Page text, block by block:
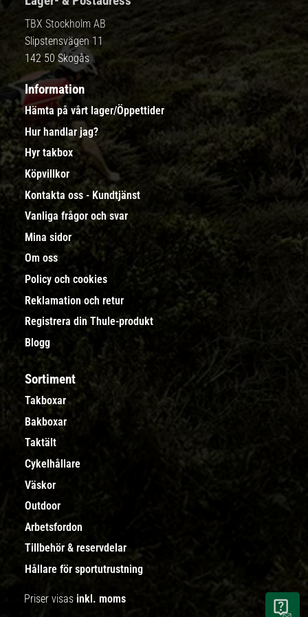
TBX Stockholm AB
Slipstensvägen 11
142 50 Skogås
Information
Hämta på vårt lager/Öppettider
Hur handlar jag?
Hyr takbox
Köpvillkor
Kontakta oss - Kundtjänst
Vanliga frågor och svar
Mina sidor
Om oss
Policy och cookies
Reklamation och retur
Registrera din Thule-produkt
Blogg
Sortiment
Takboxar
Bakboxar
Taktält
Cykelhållare
Väskor
Outdoor
Arbetsfordon
Tillbehör & reservdelar
Hållare för sportutrustning
Priser visas inkl. moms